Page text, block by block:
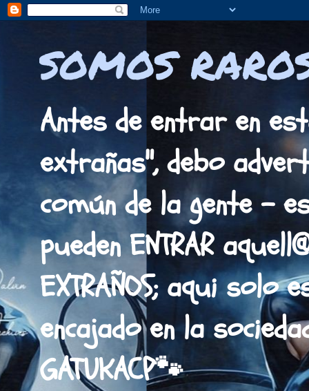
SOMOS
Antes de entrar en
extrañas", debo
común de la gente -
pueden ENTRAR
EXTRAÑOS; aqui solo
encajado en la
GATUKACP🐾